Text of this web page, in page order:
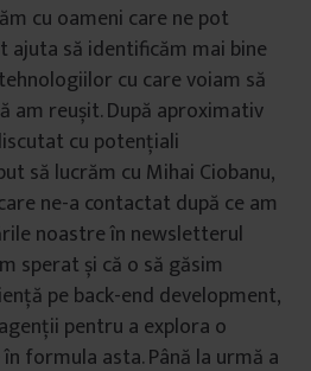
cu oameni care ne pot
ajuta să identificăm mai bine
cu care voiam să
am reușit. După aproximativ
cu potențiali
să lucrăm cu Mihai Ciobanu,
ne-a contactat după ce am
noastre în newsletterul
sperat și că o să găsim
pe back-end development,
pentru a explora o
formula asta. Până la urmă a